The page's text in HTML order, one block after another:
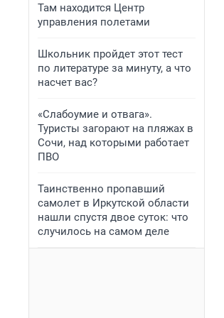
Там находится Центр
управления полетами
Школьник пройдет этот тест
по литературе за минуту, а что
насчет вас?
«Слабоумие и отвага».
Туристы загорают на пляжах в
Сочи, над которыми работает
ПВО
Таинственно пропавший
самолет в Иркутской области
нашли спустя двое суток: что
случилось на самом деле